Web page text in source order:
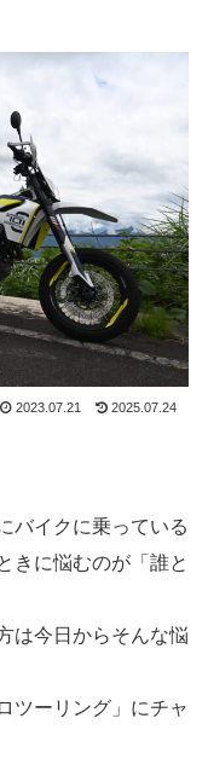
2023.07.21 2025.07.24
バイクに乗っている
きに悩むのが「誰と
は今日からそんな悩
ツーリング」にチャ